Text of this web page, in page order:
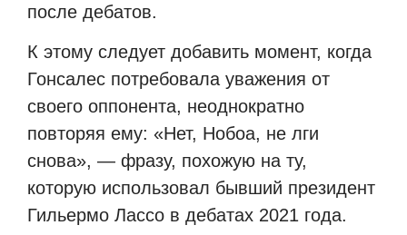
после дебатов.
К этому следует добавить момент, когда
Гонсалес потребовала уважения от
своего оппонента, неоднократно
повторяя ему: «Нет, Нобоа, не лги
снова», — фразу, похожую на ту,
которую использовал бывший президент
Гильермо Лассо в дебатах 2021 года.